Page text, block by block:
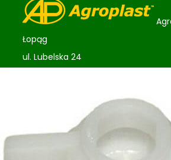
Łopąg
ul. Lubelska 24
sklep@agroplast.pl
+48 82 567 39 51